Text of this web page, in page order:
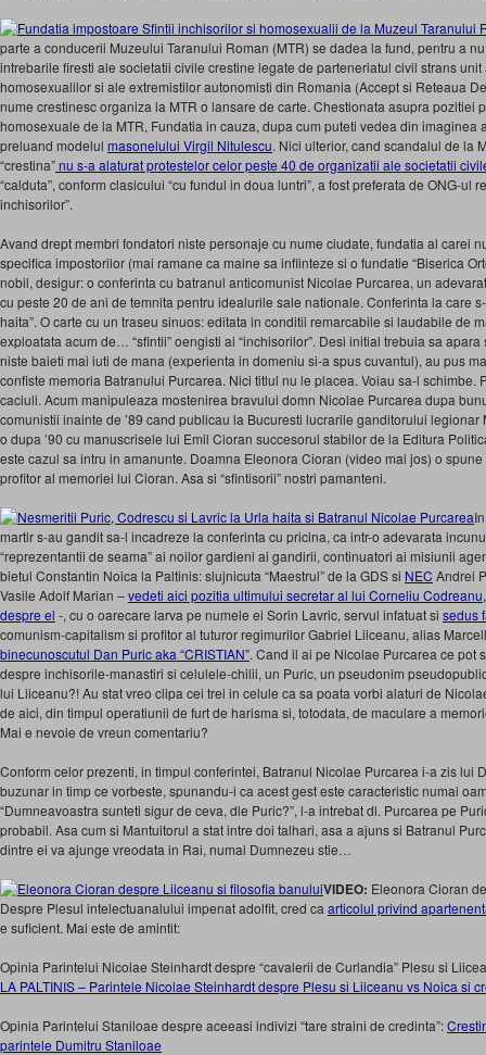
parte a conducerii Muzeului Taranului Roman (MTR) se dadea la fund, pentru a
intrebarile firesti ale societatii civile crestine legate de parteneriatul civil strans
homosexualilor si ale extremistilor autonomisti din Romania (Accept si Reteaua
nume crestinesc organiza la MTR o lansare de carte. Chestionata asupra pozitiei
homosexuale de la MTR, Fundatia in cauza, dupa cum puteti vedea din imaginea
preluand modelul masonelului Virgil Nitulescu. Nici ulterior, cand scandalul de la
“crestina”nu s-a alaturat protestelor celor peste 40 de organizatii ale societatii
“calduta”, conform clasicului “cu fundul in doua luntri”, a fost preferata de ONG-ul
inchisorilor”.
Avand drept membri fondatori niste personaje cu nume ciudate, fundatia al carei
specifica impostorilor (mai ramane ca maine sa infiinteze si o fundatie “Biserica
nobil, desigur: o conferinta cu batranul anticomunist Nicolae Purcarea, un
cu peste 20 de ani de temnita pentru idealurile sale nationale. Conferinta la care
haita”. O carte cu un traseu sinuos: editata in conditii remarcabile si laudabile de
exploatata acum de… “sfintii” oengisti ai “inchisorilor”. Desi initial trebuia sa apara
niste baieti mai iuti de mana (experienta in domeniu si-a spus cuvantul), au pus
confiste memoria Batranului Purcarea. Nici titlul nu le placea. Voiau sa-l schimbe.
caciuli. Acum manipuleaza mostenirea bravului domn Nicolae Purcarea dupa
comunistii inainte de ’89 cand publicau la Bucuresti lucrarile ganditorului legionar
o dupa ’90 cu manuscrisele lui Emil Cioran succesorul stabilor de la Editura
este cazul sa intru in amanunte. Doamna Eleonora Cioran (video mai jos) o
profitor al memoriei lui Cioran. Asa si “sfintisorii” nostri pamanteni.
martir s-au gandit sa-l incadreze la conferinta cu pricina, ca intr-o adevarata
“reprezentantii de seama” ai noilor gardieni ai gandirii, continuatori ai misiunii
bietul Constantin Noica la Paltinis: slujnicuta “Maestrul” de la GDS si NEC Andrei
Vasile Adolf Marian –vedeti aici pozitia ultimului secretar al lui Corneliu
despre el -, cu o oarecare larva pe numele ei Sorin Lavric, servul infatuat si sedus
comunism-capitalism si profitor al tuturor regimurilor Gabriel Liiceanu, alias
binecunoscutul Dan Puric aka “CRISTIAN”. Cand il ai pe Nicolae Purcarea ce pot
despre inchisorile-manastiri si celulele-chilii, un Puric, un pseudonim
lui Liiceanu?! Au stat vreo clipa cei trei in celule ca sa poata vorbi alaturi de
de aici, din timpul operatiunii de furt de harisma si, totodata, de maculare a
Mai e nevoie de vreun comentariu?
Conform celor prezenti, in timpul conferintei, Batranul Nicolae Purcarea i-a zis lui
buzunar in timp ce vorbeste, spunandu-i ca acest gest este caracteristic numai
“Dumneavoastra sunteti sigur de ceva, dle Puric?”, l-a intrebat dl. Purcarea pe
probabil. Asa cum si Mantuitorul a stat intre doi talhari, asa a ajuns si Batranul
dintre ei va ajunge vreodata in Rai, numai Dumnezeu stie…
VIDEO: Eleonora Cioran
Despre Plesul intelectuanalului impenat adolfit, cred ca articolul privind
e suficient. Mai este de amintit:
Opinia Parintelui Nicolae Steinhardt despre “cavalerii de Curlandia” Plesu si
LA PALTINIS – Parintele Nicolae Steinhardt despre Plesu si Liiceanu vs Noica si
Opinia Parintelui Staniloae despre aceeasi indivizi “tare straini de credinta”:
parintele Dumitru Staniloae